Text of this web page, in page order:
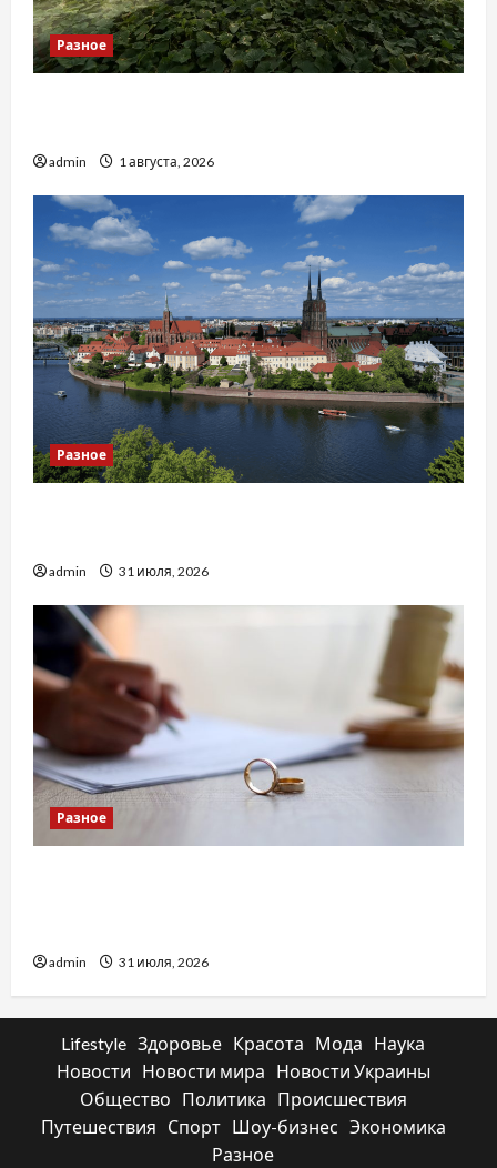
Разное
admin 1 августа, 2026
Разное
admin 31 июля, 2026
Разное
admin 31 июля, 2026
Lifestyle Здоровье Красота Мода
Наука
Новости
Новости мира
Новости Украины
Общество
Политика
Происшествия
Путешествия
Спорт Шоу-бизнес Экономика
Разное